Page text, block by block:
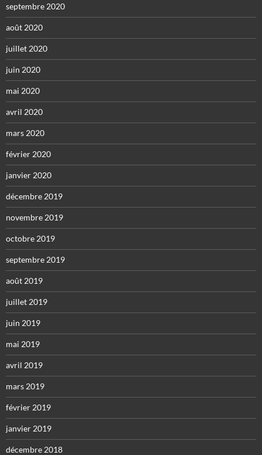
septembre 2020
août 2020
juillet 2020
juin 2020
mai 2020
avril 2020
mars 2020
février 2020
janvier 2020
décembre 2019
novembre 2019
octobre 2019
septembre 2019
août 2019
juillet 2019
juin 2019
mai 2019
avril 2019
mars 2019
février 2019
janvier 2019
décembre 2018